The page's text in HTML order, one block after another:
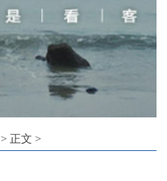
> 正文 >